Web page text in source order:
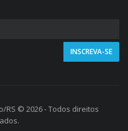
RS © 2026 - Todos direitos